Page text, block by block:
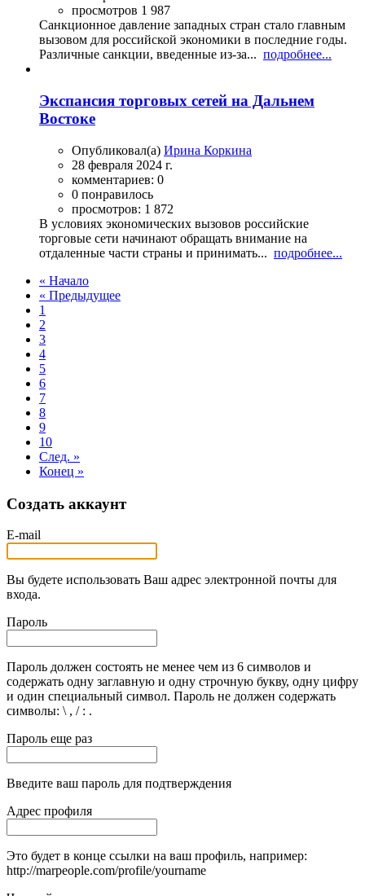
просмотров 1 987
Санкционное давление западных стран стало главным
вызовом для российской экономики в последние годы.
Различные санкции, введенные из-за... подробнее...
Экспансия торговых сетей на Дальнем
Востоке
Опубликовал(а) Ирина Коркина
28 февраля 2024 г.
комментариев: 0
0 понравилось
просмотров: 1 872
В условиях экономических вызовов российские
торговые сети начинают обращать внимание на
отдаленные части страны и принимать... подробнее...
« Начало
« Предыдущее
1
2
3
4
5
6
7
8
9
10
След. »
Конец »
Создать аккаунт
E-mail
Вы будете использовать Ваш адрес электронной почты для
входа.
Пароль
Пароль должен состоять не менее чем из 6 символов и
содержать одну заглавную и одну строчную букву, одну цифру
и один специальный символ. Пароль не должен содержать
символы: \ , / : .
Пароль еще раз
Введите ваш пароль для подтверждения
Адрес профиля
Это будет в конце ссылки на ваш профиль, например:
http://marpeople.com/profile/yourname